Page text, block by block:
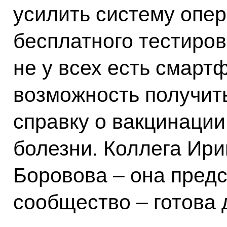
усилить систему
бесплатного
не у всех есть
возможность
справку о
болезни. Коллега
Боровова – она
сообщество – готова